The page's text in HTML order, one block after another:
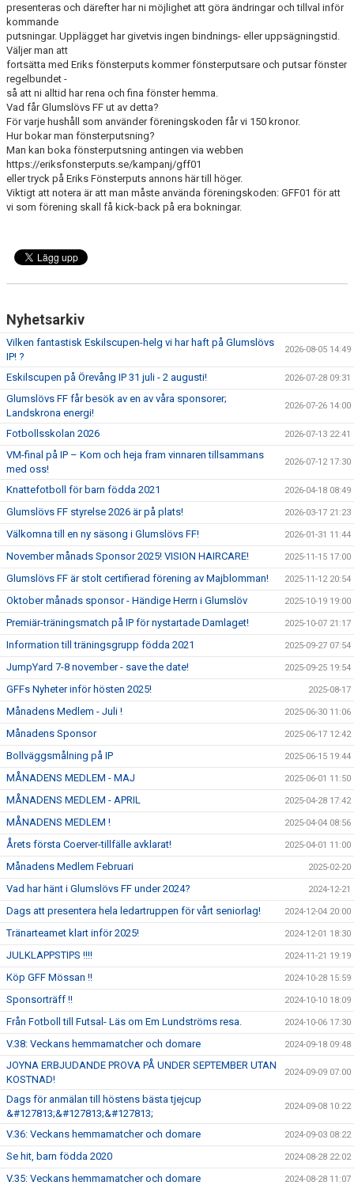
presenteras och därefter har ni möjlighet att göra ändringar och tillval inför
kommande
putsningar. Upplägget har givetvis ingen bindnings- eller uppsägningstid.
Väljer man att
fortsätta med Eriks fönsterputs kommer fönsterputsare och putsar fönster
regelbundet -
så att ni alltid har rena och fina fönster hemma.
Vad får Glumslövs FF ut av detta?
För varje hushåll som använder föreningskoden får vi 150 kronor.
Hur bokar man fönsterputsning?
Man kan boka fönsterputsning antingen via webben
https://eriksfonsterputs.se/kampanj/gff01
eller tryck på Eriks Fönsterputs annons här till höger.
Viktigt att notera är att man måste använda föreningskoden: GFF01 för att
vi som förening skall få kick-back på era bokningar.
Nyhetsarkiv
Vilken fantastisk Eskilscupen-helg vi har haft på Glumslövs
IP! ?
2026-08-05 14:49
Eskilscupen på Örevång IP 31 juli - 2 augusti! 2026-07-28 09:31
Glumslövs FF får besök av en av våra sponsorer;
Landskrona energi!
2026-07-26 14:00
Fotbollsskolan 2026 2026-07-13 22:41
VM-final på IP – Kom och heja fram vinnaren tillsammans
med oss!
2026-07-12 17:30
Knattefotboll för barn födda 2021 2026-04-18 08:49
Glumslövs FF styrelse 2026 är på plats! 2026-03-17 21:23
Välkomna till en ny säsong i Glumslövs FF! 2026-01-31 11:44
November månads Sponsor 2025! VISION HAIRCARE! 2025-11-15 17:00
Glumslövs FF är stolt certifierad förening av Majblomman! 2025-11-12 20:54
Oktober månads sponsor - Händige Herrn i Glumslöv 2025-10-19 19:00
Premiär-träningsmatch på IP för nystartade Damlaget! 2025-10-07 21:17
Information till träningsgrupp födda 2021 2025-09-27 07:54
JumpYard 7-8 november - save the date! 2025-09-25 19:54
GFFs Nyheter inför hösten 2025! 2025-08-17
Månadens Medlem - Juli ! 2025-06-30 11:06
Månadens Sponsor 2025-06-17 12:42
Bollväggsmålning på IP 2025-06-15 19:44
MÅNADENS MEDLEM - MAJ 2025-06-01 11:50
MÅNADENS MEDLEM - APRIL 2025-04-28 17:42
MÅNADENS MEDLEM ! 2025-04-04 08:56
Årets första Coerver-tillfälle avklarat! 2025-04-01 11:00
Månadens Medlem Februari 2025-02-20
Vad har hänt i Glumslövs FF under 2024? 2024-12-21
Dags att presentera hela ledartruppen för vårt seniorlag! 2024-12-04 20:00
Tränarteamet klart inför 2025! 2024-12-01 18:30
JULKLAPPSTIPS !!!! 2024-11-21 19:19
Köp GFF Mössan !! 2024-10-28 15:59
Sponsorträff !! 2024-10-10 18:09
Från Fotboll till Futsal- Läs om Em Lundströms resa. 2024-10-06 17:30
V.38: Veckans hemmamatcher och domare 2024-09-18 09:48
JOYNA ERBJUDANDE PROVA PÅ UNDER SEPTEMBER UTAN
KOSTNAD!
2024-09-09 07:00
Dags för anmälan till höstens bästa tjejcup
&#127813;&#127813;&#127813;
2024-09-08 10:22
V.36: Veckans hemmamatcher och domare 2024-09-03 08:22
Se hit, barn födda 2020 2024-08-28 22:02
V.35: Veckans hemmamatcher och domare 2024-08-28 11:07